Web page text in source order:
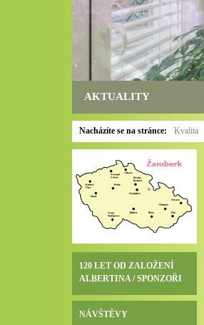
AKTUALITY
Nacházíte se na stránce: Kvalita
120 LET OD ZALOŽENÍ
ALBERTINA / SPONZOŘI
NÁVŠTĚVY